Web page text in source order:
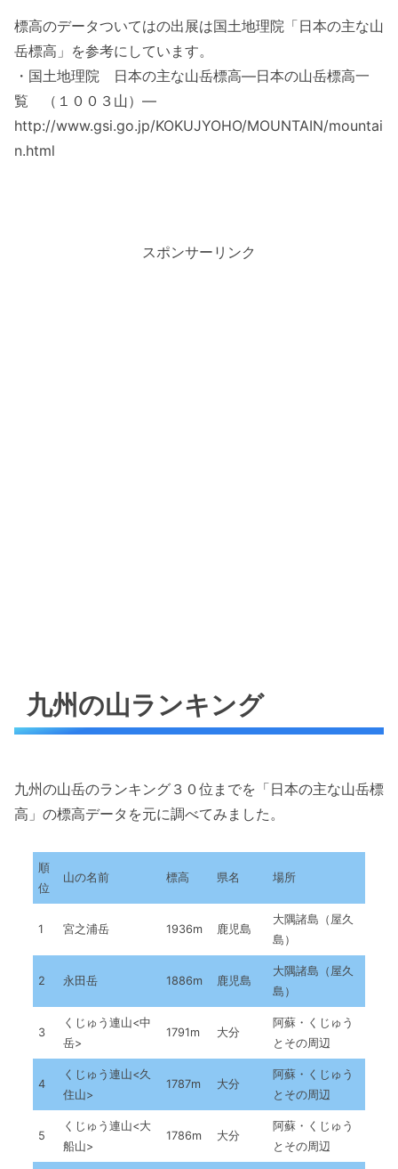
標高のデータついてはの出展は国土地理院「日本の主な山
岳標高」を参考にしています。
・国土地理院 日本の主な山岳標高―日本の山岳標高一
覧 （１００３山）―
http://www.gsi.go.jp/KOKUJYOHO/MOUNTAIN/mountai
n.html
スポンサーリンク
九州の山ランキング
九州の山岳のランキング３０位までを「日本の主な山岳標
高」の標高データを元に調べてみました。
順
位
山の名前 標高 県名 場所
1 宮之浦岳 1936m 鹿児島
大隅諸島（屋久
島）
2 永田岳 1886m 鹿児島
大隅諸島（屋久
島）
3
くじゅう連山<中
岳>
1791m 大分
阿蘇・くじゅう
とその周辺
4
くじゅう連山<久
住山>
1787m 大分
阿蘇・くじゅう
とその周辺
5
くじゅう連山<大
船山>
1786m 大分
阿蘇・くじゅう
とその周辺